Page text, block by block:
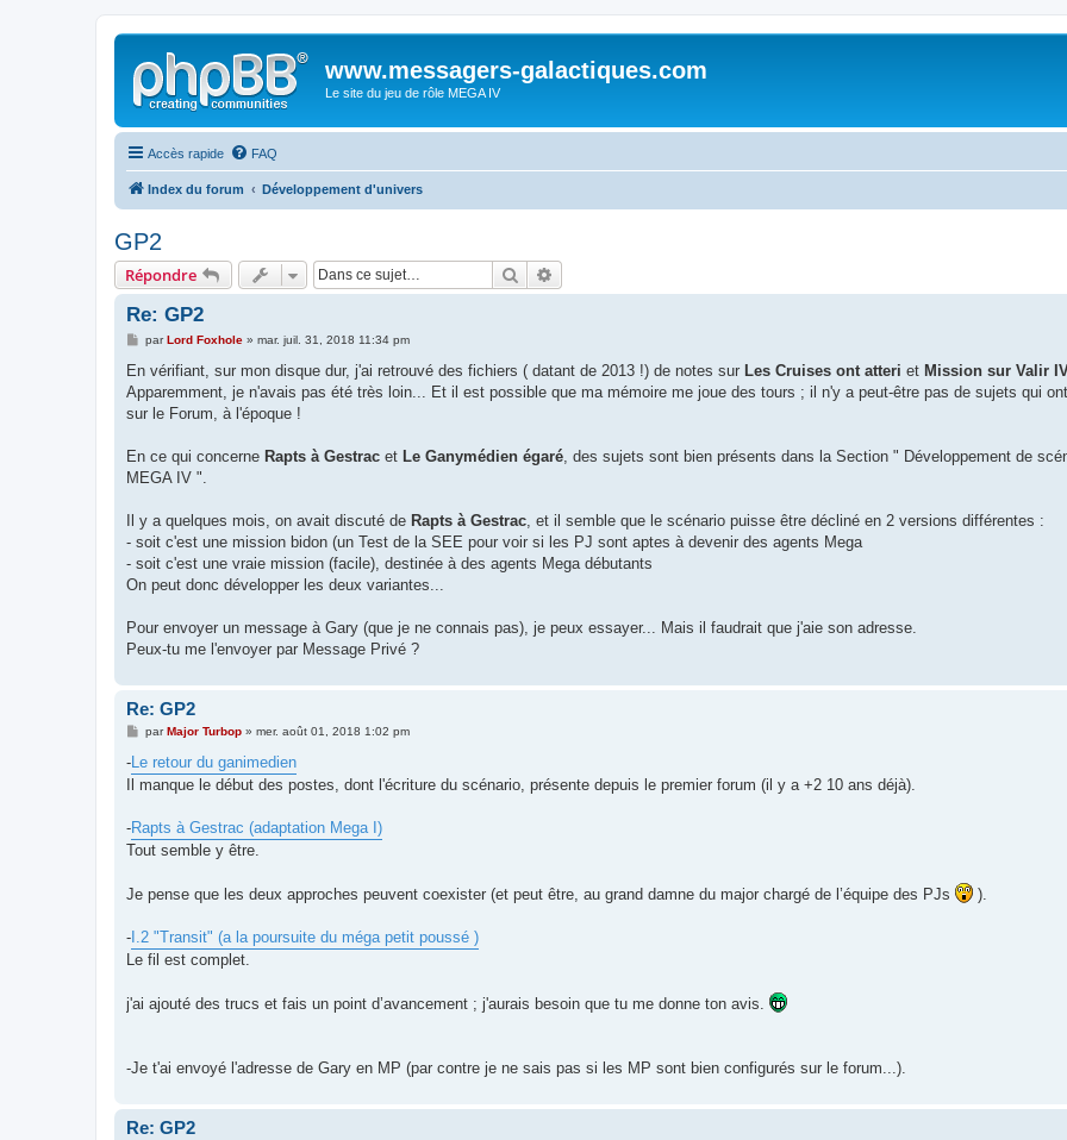
www.messagers-galactiques.com
Le site du jeu de rôle MEGA IV
Accès rapide FAQ
Index du forum Développement d'univers
GP2
Répondre Rechercher
Re: GP2
M
s
a
g
parLord Foxhole» mar. juil. 31, 2018 11:34 pm
En vérifiant, sur mon disque dur, j'ai retrouvé des fichiers ( datant de 2013 !) de notes sur Les Cruises ont atteri et Mission sur Valir
Apparemment, je n'avais pas été très loin... Et il est possible que ma mémoire me joue des tours ; il n'y a peut-être pas de sujets qui
sur le Forum, à l'époque !
En ce qui concerne Rapts à Gestrac et Le Ganymédien égaré , des sujets sont bien présents dans la Section " Développement de
MEGA IV ".
Il y a quelques mois, on avait discuté de Rapts à Gestrac , et il semble que le scénario puisse être décliné en 2 versions différentes :
- soit c'est une mission bidon (un Test de la SEE pour voir si les PJ sont aptes à devenir des agents Mega
- soit c'est une vraie mission (facile), destinée à des agents Mega débutants
On peut donc développer les deux variantes...
Pour envoyer un message à Gary (que je ne connais pas), je peux essayer... Mais il faudrait que j'aie son adresse.
Peux-tu me l'envoyer par Message Privé ?
Re: GP2
M
s
s
a
parMajor Turbop» mer. août 01, 2018 1:02 pm
-Le retour du ganimedien
Il manque le début des postes, dont l'écriture du scénario, présente depuis le premier forum (il y a +2 10 ans déjà).
-Rapts à Gestrac (adaptation Mega I)
Tout semble y être.
Je pense que les deux approches peuvent coexister (et peut être, au grand damne du major chargé de l’équipe des PJs ).
- I.2 "Transit" (a la poursuite du méga petit poussé )
Le fil est complet.
j'ai ajouté des trucs et fais un point d’avancement ; j'aurais besoin que tu me donne ton avis.
-Je t'ai envoyé l'adresse de Gary en MP (par contre je ne sais pas si les MP sont bien configurés sur le forum...).
Re: GP2